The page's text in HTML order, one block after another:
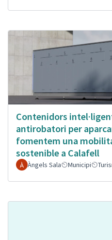
Contenidors
antirobatori per
fomentem una
sostenible a Calafell
Àngels Sala Municipi